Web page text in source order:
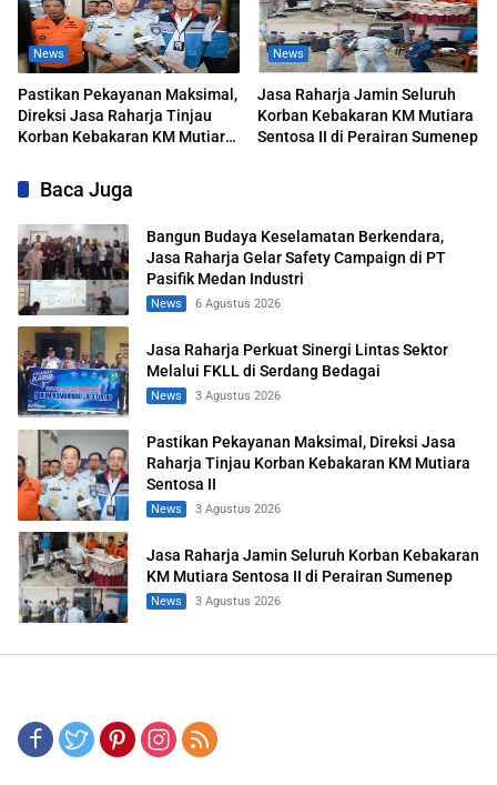
News
Pastikan Pekayanan Maksimal,
Direksi Jasa Raharja Tinjau
Korban Kebakaran KM Mutiara
News
Jasa Raharja Jamin Seluruh
Korban Kebakaran KM Mutiara
Sentosa II di Perairan Sumenep
Baca Juga
Bangun Budaya Keselamatan Berkendara,
Jasa Raharja Gelar Safety Campaign di PT
Pasifik Medan Industri
News 6 Agustus 2026
Jasa Raharja Perkuat Sinergi Lintas Sektor
Melalui FKLL di Serdang Bedagai
News 3 Agustus 2026
Pastikan Pekayanan Maksimal, Direksi Jasa
Raharja Tinjau Korban Kebakaran KM Mutiara
Sentosa II
News 3 Agustus 2026
Jasa Raharja Jamin Seluruh Korban Kebakaran
KM Mutiara Sentosa II di Perairan Sumenep
News 3 Agustus 2026